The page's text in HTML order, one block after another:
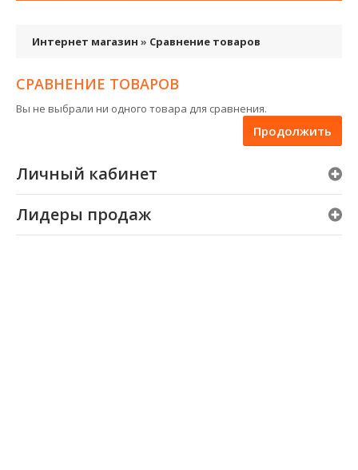
Интернет магазин » Сравнение товаров
СРАВНЕНИЕ ТОВАРОВ
Вы не выбрали ни одного товара для сравнения.
Продолжить
Личный кабинет
Лидеры продаж